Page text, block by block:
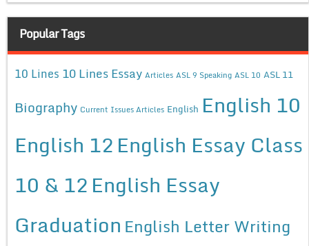
Popular Tags
10 Lines 10 Lines Essay Articles ASL 9 Speaking ASL 10 ASL 11
Biography Current Issues Articles English English 10
English 12English Essay Class
10 & 12English Essay
Graduation English Letter Writing